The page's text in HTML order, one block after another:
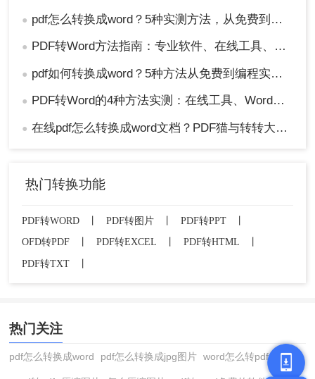
● pdf怎么转换成word？5种实测方法，从免费到专业全攻略！
● PDF转Word方法指南：专业软件、在线工具、Word内置与改后缀名4种方案对比！
● pdf如何转换成word？5种方法从免费到编程实测对比！
● PDF转Word的4种方法实测：在线工具、Word、Adobe与开源软件对比！！
● 在线pdf怎么转换成word文档？PDF猫与转转大师2种在线工具使用指南与功能对比！
热门转换功能
PDF转WORD 丨 PDF转图片 丨 PDF转PPT
丨
OFD转PDF
PDF转EXCEL PDF转HTML
PDF转TXT
热门关注
pdf怎么转换成word pdf怎么转换成jpg图片 word怎么转pdf